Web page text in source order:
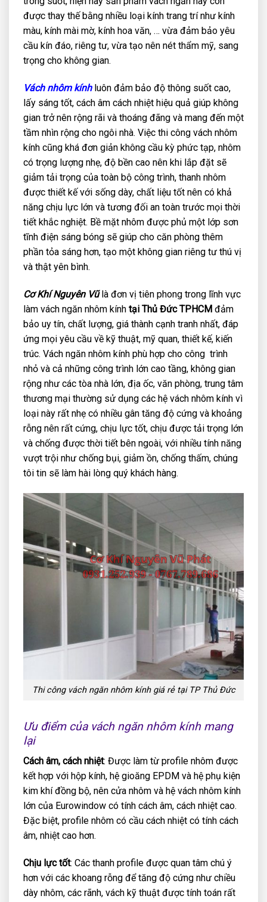
được thay thế bằng nhiều loại kính trang trí như kính
màu, kính mài mờ, kính hoa văn, … vừa đảm bảo yêu
cầu kín đáo, riêng tư, vừa tạo nên nét thẩm mỹ, sang
trọng cho không gian.
Vách nhôm kínhluôn đảm bảo độ thông suốt cao,
lấy sáng tốt, cách âm cách nhiệt hiệu quả giúp không
gian trở nên rộng rãi và thoáng đãng và mang đến một
tầm nhìn rộng cho ngôi nhà. Việc thi công vách nhôm
kính cũng khá đơn giản không cầu kỳ phức tạp, nhôm
có trọng lượng nhẹ, độ bền cao nên khi lắp đặt sẽ
giảm tải trọng của toàn bộ công trình, thanh nhôm
được thiết kế với sống dày, chất liệu tốt nên có khả
năng chịu lực lớn và tương đối an toàn trước mọi thời
tiết khắc nghiệt. Bề mặt nhôm được phủ một lớp sơn
tĩnh điện sáng bóng sẽ giúp cho căn phòng thêm
phần tỏa sáng hơn, tạo một không gian riêng tư thú vị
và thật yên bình.
Cơ Khí Nguyên Vũlà đơn vị tiên phong trong lĩnh vực
làm vách ngăn nhôm kính tại Thủ Đức TPHCM đảm
bảo uy tín, chất lượng, giá thành cạnh tranh nhất, đáp
ứng mọi yêu cầu về kỹ thuật, mỹ quan, thiết kế, kiến
trúc. Vách ngăn nhôm kính phù hợp cho công trình
nhỏ và cả những công trình lớn cao tầng, không gian
rộng như các tòa nhà lớn, địa ốc, văn phòng, trung tâm
thương mại thường sử dụng các hệ vách nhôm kính vì
loại này rất nhẹ có nhiều gân tăng độ cứng và khoảng
rỗng nên rất cứng, chịu lực tốt, chịu được tải trọng lớn
và chống được thời tiết bên ngoài, với nhiều tính năng
vượt trội như chống bụi, giảm ồn, chống thấm, chúng
tôi tin sẽ làm hài lòng quý khách hàng.
Thi công vách ngăn nhôm kính giá rẻ tại TP Thủ Đức
Ưu điểm của vách ngăn nhôm kính mang
lại
Cách âm, cách nhiệt: Được làm từ profile nhôm được
kết hợp với hộp kính, hệ gioăng EPDM và hệ phụ kiện
kim khí đồng bộ, nên cửa nhôm và hệ vách nhôm kính
lớn của Eurowindow có tính cách âm, cách nhiệt cao.
Đặc biệt, profile nhôm có cầu cách nhiệt có tính cách
âm, nhiệt cao hơn.
Chịu lực tốt: Các thanh profile được quan tâm chú ý
hơn với các khoang rỗng để tăng độ cứng như chiều
dày nhôm, các rãnh, vách kỹ thuật được tính toán rất